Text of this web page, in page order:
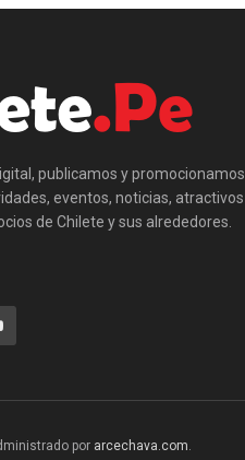
publicamos y promocionamos
eventos, noticias, atractivos
de Chilete y sus alrededores.
por arcechava.com